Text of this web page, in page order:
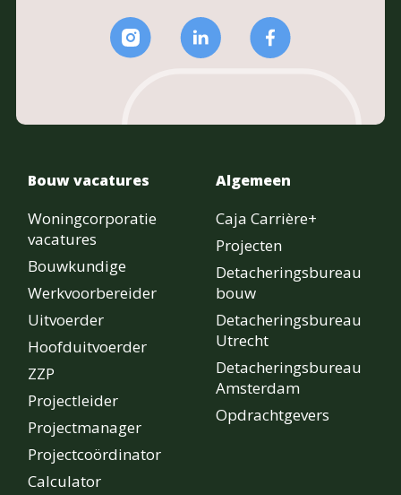
Bouw vacatures
Woningcorporatie
vacatures
Bouwkundige
Werkvoorbereider
Uitvoerder
Hoofduitvoerder
ZZP
Projectleider
Projectmanager
Projectcoördinator
Calculator
Algemeen
Caja Carrière+
Projecten
Detacheringsbureau
bouw
Detacheringsbureau
Utrecht
Detacheringsbureau
Amsterdam
Opdrachtgevers